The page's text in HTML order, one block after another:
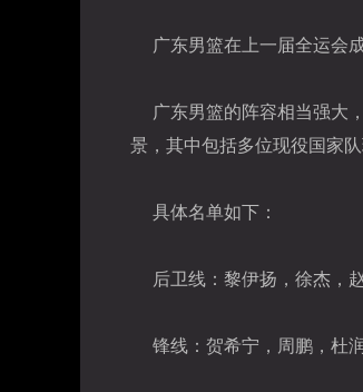
广东男篮在上一届全运会
广东男篮的阵容相当强大
景，其中包括多位现役国家队
具体名单如下：
后卫线：黎伊扬，徐杰，
锋线：贺希宁，周鹏，杜